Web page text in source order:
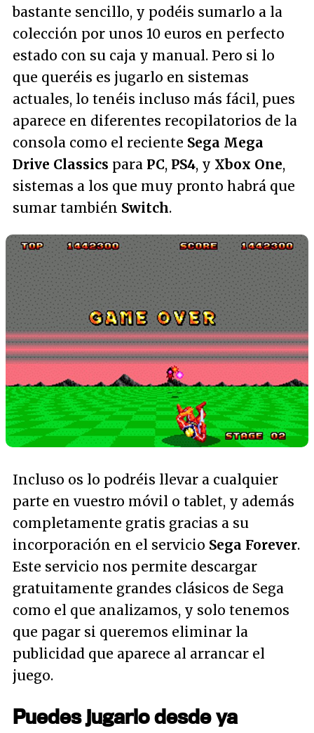
bastante sencillo, y podéis sumarlo a la
colección por unos 10 euros en perfecto
estado con su caja y manual. Pero si lo
que queréis es jugarlo en sistemas
actuales, lo tenéis incluso más fácil, pues
aparece en diferentes recopilatorios de la
consola como el reciente Sega Mega
Drive Classics para PC, PS4, y Xbox One,
sistemas a los que muy pronto habrá que
sumar también Switch.
Incluso os lo podréis llevar a cualquier
parte en vuestro móvil o tablet, y además
completamente gratis gracias a su
incorporación en el servicio Sega Forever.
Este servicio nos permite descargar
gratuitamente grandes clásicos de Sega
como el que analizamos, y solo tenemos
que pagar si queremos eliminar la
publicidad que aparece al arrancar el
juego.
Puedes jugarlo desde ya